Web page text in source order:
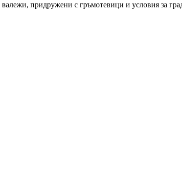
придружени с гръмотевици и условия за